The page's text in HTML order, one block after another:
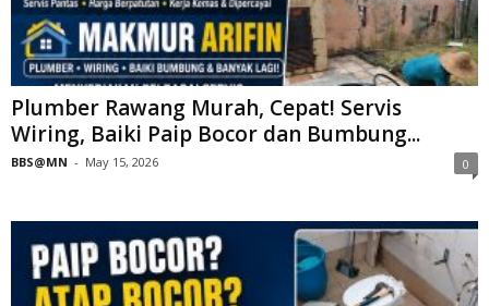
Plumber Rawang Murah, Cepat! Servis
Wiring, Baiki Paip Bocor dan Bumbung...
BBS@MN - May 15, 2026 0